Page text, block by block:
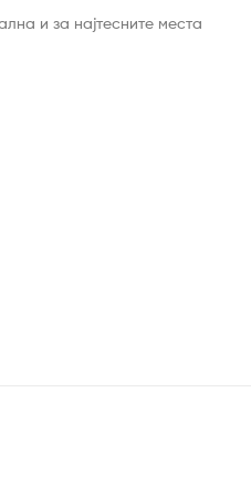
и за најтесните места